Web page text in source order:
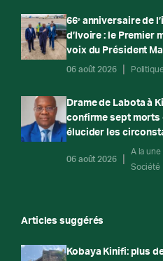
66ᵉ anniversaire de
d’Ivoire : le Premier
voix du Président
06 août 2026
Drame de Labota à
confirme sept morts
élucider les
06 août 2026
A la une
Société
Articles suggérés
Kobaya Kinifi: plus